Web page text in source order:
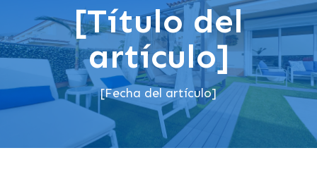
[Título del
artículo]
[Fecha del artículo]